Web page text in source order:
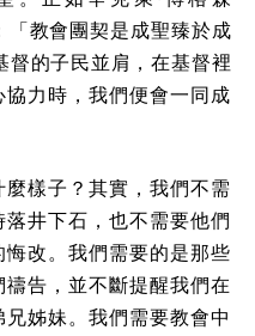
「教會團契是成聖臻於成
的子民並肩，在基督裡
力時，我們便會一同成
麼樣子？其實，我們不需
井下石，也不需要他們
改。我們需要的是那些
告，並不斷提醒我們在
姊妹。我們需要教會中